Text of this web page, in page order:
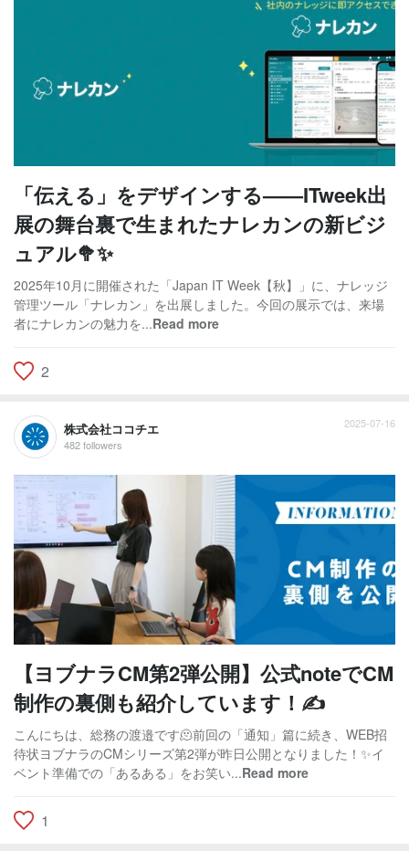
「伝える」をデザインする——ITweek出
展の舞台裏で生まれたナレカンの新ビジ
ュアル🥦✨
2025年10月に開催された「Japan IT Week【秋】」に、ナレッジ
管理ツール「ナレカン」を出展しました。今回の展示では、来場
者にナレカンの魅力を...Read more
2
株式会社ココチエ
482 followers
2025-07-16
【ヨブナラCM第2弾公開】公式noteでCM
制作の裏側も紹介しています！✍️
こんにちは、総務の渡邉です🫠前回の「通知」篇に続き、WEB招
待状ヨブナラのCMシリーズ第2弾が昨日公開となりました！✨イ
ベント準備での「あるある」をお笑い...Read more
1